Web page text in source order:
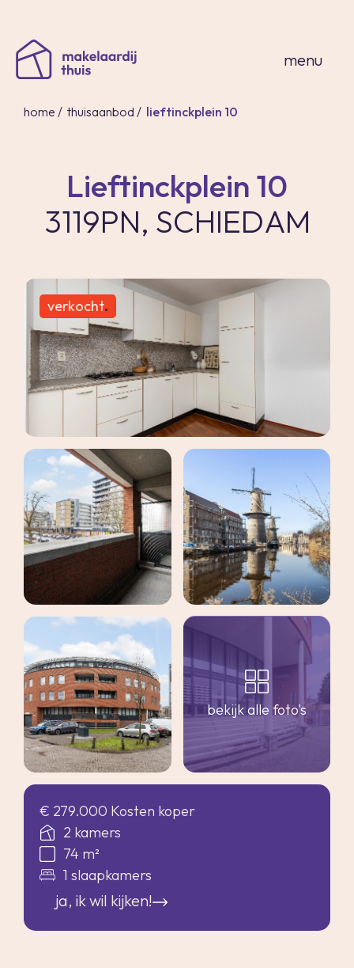
menu
sluiten
home
thuisaanbod
expertises
thuis in spanje
contact
inloggen
maak een afspraak
home / thuisaanbod / lieftinckplein 10
Lieftinckplein 10
3119PN, SCHIEDAM
verkocht.
bekijk alle foto's
€ 279.000 Kosten koper
2 kamers
74 m²
1 slaapkamers
ja, ik wil kijken!